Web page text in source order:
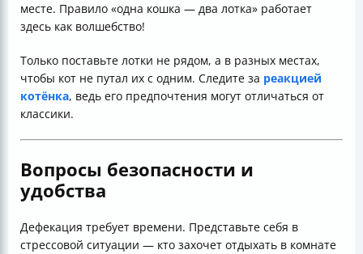
месте. Правило «одна кошка — два лотка» работает
здесь как волшебство!
Только поставьте лотки не рядом, а в разных местах,
чтобы кот не путал их с одним. Следите за реакцией
котёнка, ведь его предпочтения могут отличаться от
классики.
Вопросы безопасности и
удобства
Дефекация требует времени. Представьте себя в
стрессовой ситуации — кто захочет отдыхать в комнате